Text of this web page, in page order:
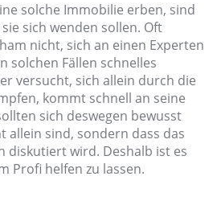
solche Immobilie erben, sind
sich wenden sollen. Oft
nicht, sich an einen Experten
solchen Fällen schnelles
versucht, sich allein durch die
kommt schnell an seine
sich deswegen bewusst
allein sind, sondern dass das
diskutiert wird. Deshalb ist es
Profi helfen zu lassen.